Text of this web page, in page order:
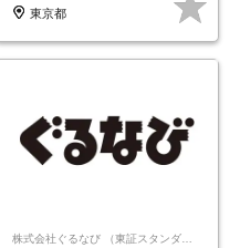
東京都
株式会社ぐるなび （東証スタンダード上場）